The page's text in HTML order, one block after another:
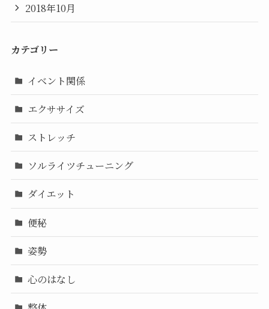
2018年10月
カテゴリー
イベント関係
エクササイズ
ストレッチ
ソルライツチューニング
ダイエット
便秘
姿勢
心のはなし